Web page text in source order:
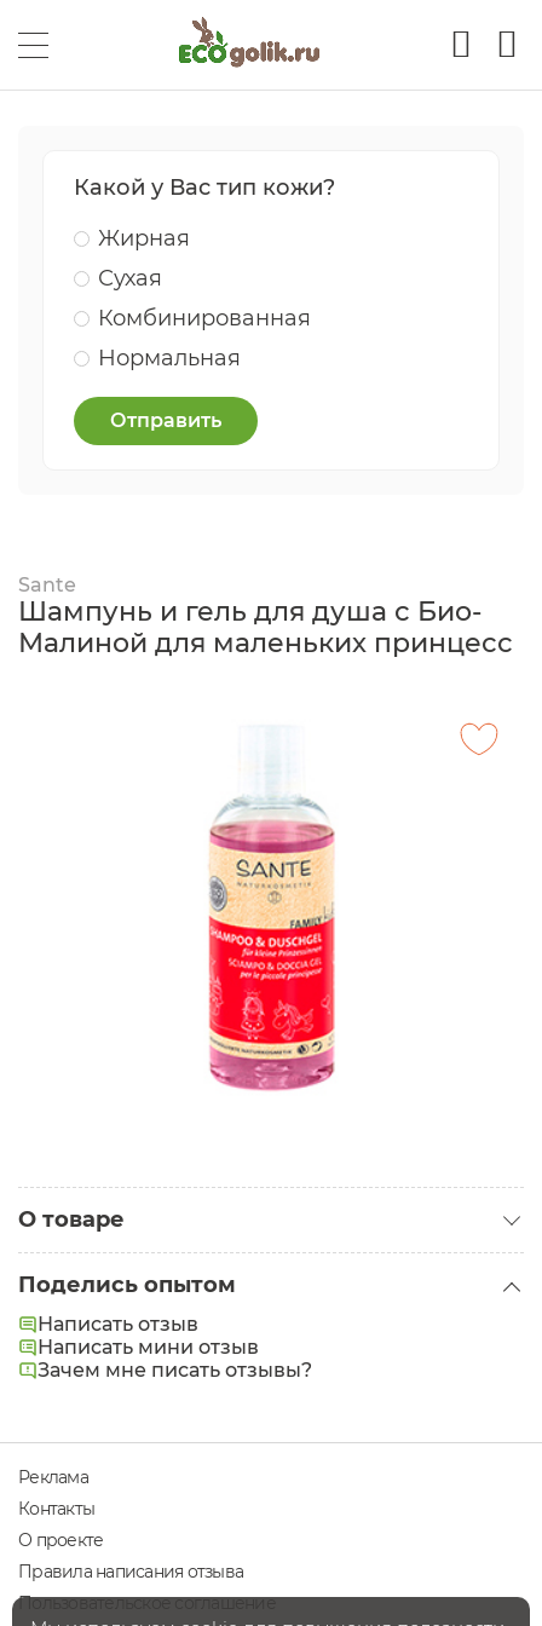
Какой у Вас тип кожи?
Жирная
Сухая
Комбинированная
Нормальная
Отправить
Sante
Шампунь и гель для душа с Био-
Малиной для маленьких принцесс
О товаре
Поделись опытом
Написать отзыв
Написать мини отзыв
Зачем мне писать отзывы?
Реклама
Контакты
О проекте
Правила написания отзыва
Пользовательское соглашение